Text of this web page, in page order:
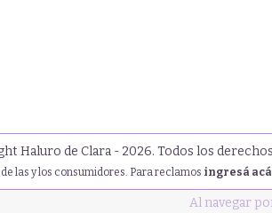
Al navegar
Haluro de Clara - 2026. Todos los
las y los consumidores. Para reclamos ingresá